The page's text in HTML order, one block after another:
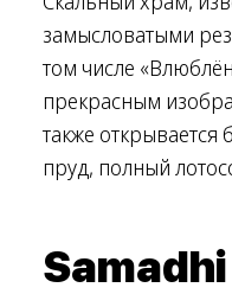
замысловатыми
том числе
прекрасным
также
пруд, полный